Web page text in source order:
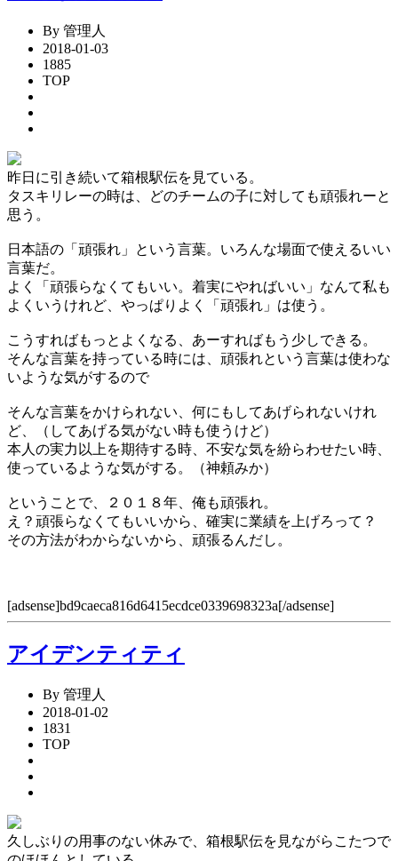
By 管理人
2018-01-03
1885
TOP
昨日に引き続いて箱根駅伝を見ている。
タスキリレーの時は、どのチームの子に対しても頑張れーと
思う。
日本語の「頑張れ」という言葉。いろんな場面で使えるいい
言葉だ。
よく「頑張らなくてもいい。着実にやればいい」なんて私も
よくいうけれど、やっぱりよく「頑張れ」は使う。
こうすればもっとよくなる、あーすればもう少しできる。
そんな言葉を持っている時には、頑張れという言葉は使わな
いような気がするので
そんな言葉をかけられない、何にもしてあげられないけれ
ど、（してあげる気がない時も使うけど）
本人の実力以上を期待する時、不安な気を紛らわせたい時、
使っているような気がする。（神頼みか）
ということで、２０１８年、俺も頑張れ。
え？頑張らなくてもいいから、確実に業績を上げろって？
その方法がわからないから、頑張るんだし。
[adsense]bd9caeca816d6415ecdce0339698323a[/adsense]
アイデンティティ
By 管理人
2018-01-02
1831
TOP
久しぶりの用事のない休みで、箱根駅伝を見ながらこたつで